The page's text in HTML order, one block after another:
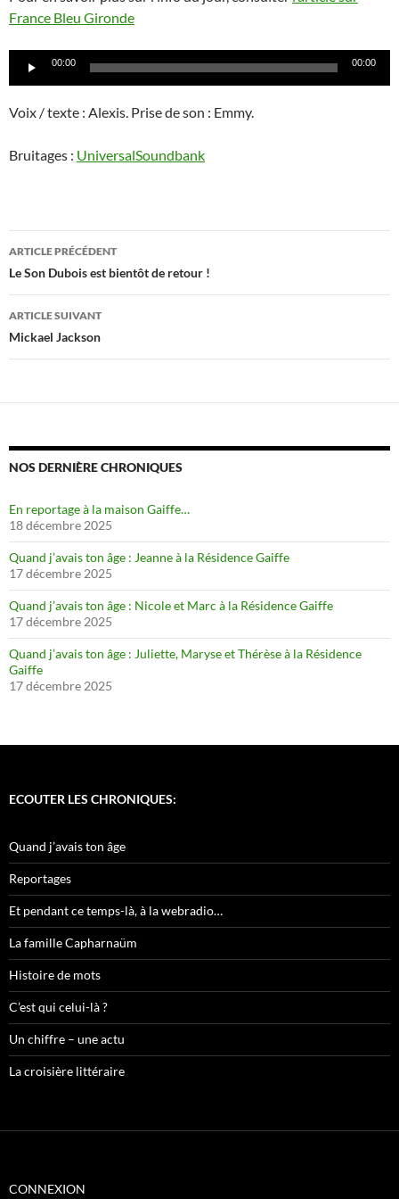
France Bleu Gironde
Lecteur00:00 00:00
Voix / texte : Alexis. Prise de son : Emmy.
Bruitages : UniversalSoundbank
Navigation
des
articles
ARTICLE PRÉCÉDENT
Le Son Dubois est bientôt de retour !
ARTICLE SUIVANT
Mickael Jackson
NOS DERNIÈRE CHRONIQUES
En reportage à la maison Gaiffe…
18 décembre 2025
Quand j’avais ton âge : Jeanne à la Résidence Gaiffe
17 décembre 2025
Quand j’avais ton âge : Nicole et Marc à la Résidence Gaiffe
17 décembre 2025
Quand j’avais ton âge : Juliette, Maryse et Thérèse à la Résidence
Gaiffe
17 décembre 2025
ECOUTER LES CHRONIQUES:
Quand j’avais ton âge
Reportages
Et pendant ce temps-là, à la webradio…
La famille Capharnaüm
Histoire de mots
C’est qui celui-là ?
Un chiffre – une actu
La croisière littéraire
CONNEXION